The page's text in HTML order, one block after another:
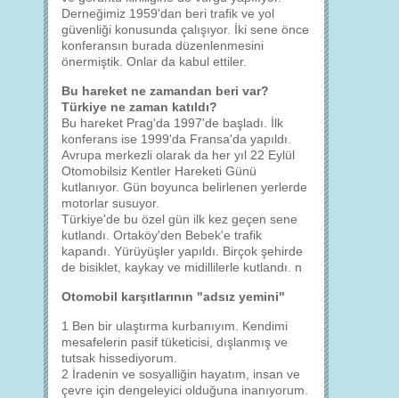
Derneğimiz 1959'dan beri trafik ve yol
güvenliği konusunda çalışıyor. İki sene önce
konferansın burada düzenlenmesini
önermiştik. Onlar da kabul ettiler.
Bu hareket ne zamandan beri var?
Türkiye ne zaman katıldı?
Bu hareket Prag'da 1997'de başladı. İlk
konferans ise 1999'da Fransa'da yapıldı.
Avrupa merkezli olarak da her yıl 22 Eylül
Otomobilsiz Kentler Hareketi Günü
kutlanıyor. Gün boyunca belirlenen yerlerde
motorlar susuyor.
Türkiye'de bu özel gün ilk kez geçen sene
kutlandı. Ortaköy'den Bebek'e trafik
kapandı. Yürüyüşler yapıldı. Birçok şehirde
de bisiklet, kaykay ve midillilerle kutlandı. n
Otomobil karşıtlarının "adsız yemini"
1 Ben bir ulaştırma kurbanıyım. Kendimi
mesafelerin pasif tüketicisi, dışlanmış ve
tutsak hissediyorum.
2 İradenin ve sosyalliğin hayatım, insan ve
çevre için dengeleyici olduğuna inanıyorum.